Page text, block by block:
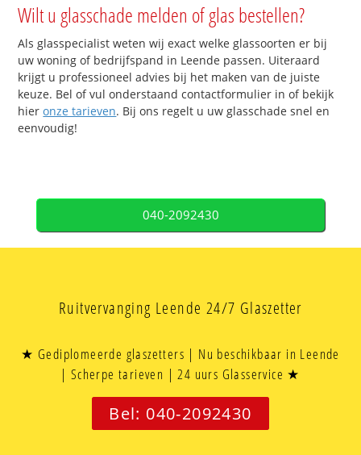
Wilt u glasschade melden of glas bestellen?
Als glasspecialist weten wij exact welke glassoorten er bij
uw woning of bedrijfspand in Leende passen. Uiteraard
krijgt u professioneel advies bij het maken van de juiste
keuze. Bel of vul onderstaand contactformulier in of bekijk
hieronze tarieven. Bij ons regelt u uw glasschade snel en
eenvoudig!
040-2092430
Ruitvervanging Leende 24/7 Glaszetter
★ Gediplomeerde glaszetters | Nu beschikbaar in Leende
| Scherpe tarieven | 24 uurs Glasservice ★
Bel: 040-2092430